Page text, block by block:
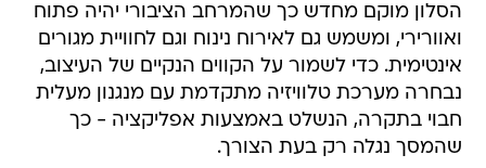
הסלון מוקם מחדש כך שהמרחב הציבורי יהיה פתוח
ואוורירי, ומשמש גם לאירוח נינוח וגם לחוויית מגורים
אינטימית. כדי לשמור על הקווים הנקיים של העיצוב,
נבחרה מערכת טלוויזיה מתקדמת עם מנגנון מעלית
חבוי בתקרה, הנשלט באמצעות אפליקציה - כך
שהמסך נגלה רק בעת הצורך.